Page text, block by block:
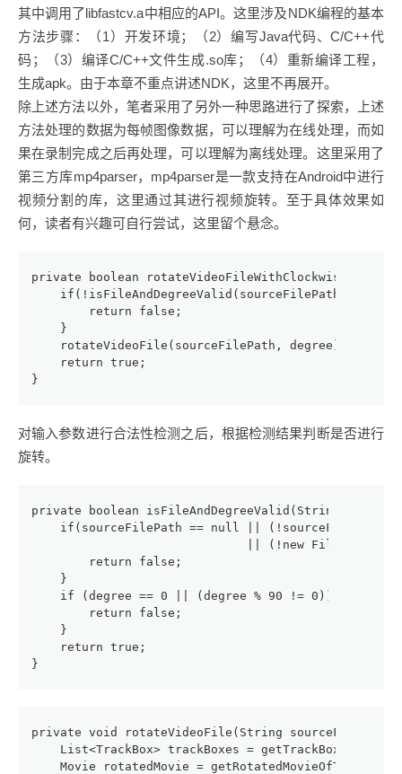
其中调用了libfastcv.a中相应的API。这里涉及NDK编程的基本
方法步骤：（1）开发环境；（2）编写Java代码、C/C++代
码；（3）编译C/C++文件生成.so库；（4）重新编译工程，
生成apk。由于本章不重点讲述NDK，这里不再展开。
除上述方法以外，笔者采用了另外一种思路进行了探索，上述
方法处理的数据为每帧图像数据，可以理解为在线处理，而如
果在录制完成之后再处理，可以理解为离线处理。这里采用了
第三方库mp4parser，mp4parser是一款支持在Android中进行
视频分割的库，这里通过其进行视频旋转。至于具体效果如
何，读者有兴趣可自行尝试，这里留个悬念。
private boolean
if(!isFileAndDegreeValid(sourceFilePath,
        return false;
    }
    rotateVideoFile(sourceFilePath, degree);
    return true;
}
对输入参数进行合法性检测之后，根据检测结果判断是否进行
旋转。
private boolean isFileAndDegreeValid(String
if(sourceFilePath == null ||
|| (!new
        return false;
    }
    if (degree == 0 || (degree % 90 != 0)) {
        return false;
    }
    return true;
}
private void rotateVideoFile(String
List<TrackBox> trackBoxes =
Movie rotatedMovie =